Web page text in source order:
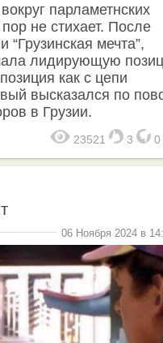
парламетнских
не стихает. После
мечта”,
лидирующую
как с цепи
высказался по
в Грузии.
23521 3 0
06 Ноября 2024 в